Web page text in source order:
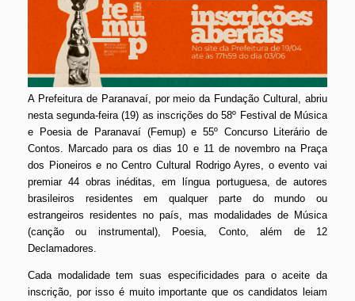
A Prefeitura de Paranavaí, por meio da Fundação Cultural, abriu
nesta segunda-feira (19) as inscrições do 58º Festival de Música
e Poesia de Paranavaí (Femup) e 55º Concurso Literário de
Contos. Marcado para os dias 10 e 11 de novembro na Praça
dos Pioneiros e no Centro Cultural Rodrigo Ayres, o evento vai
premiar 44 obras inéditas, em língua portuguesa, de autores
brasileiros residentes em qualquer parte do mundo ou
estrangeiros residentes no país, mas modalidades de Música
(canção ou instrumental), Poesia, Conto, além de 12
Declamadores.
Cada modalidade tem suas especificidades para o aceite da
inscrição, por isso é muito importante que os candidatos leiam